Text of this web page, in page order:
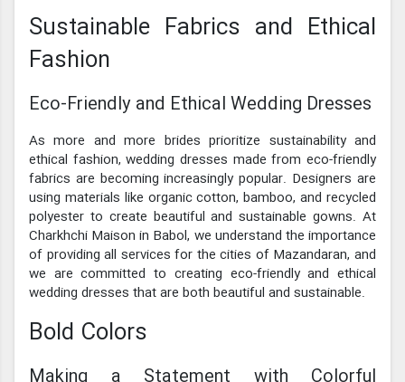
Sustainable Fabrics and Ethical
Fashion
Eco-Friendly and Ethical Wedding Dresses
As more and more brides prioritize sustainability and
ethical fashion, wedding dresses made from eco-friendly
fabrics are becoming increasingly popular. Designers are
using materials like organic cotton, bamboo, and recycled
polyester to create beautiful and sustainable gowns. At
Charkhchi Maison in Babol, we understand the importance
of providing all services for the cities of Mazandaran, and
we are committed to creating eco-friendly and ethical
wedding dresses that are both beautiful and sustainable.
Bold Colors